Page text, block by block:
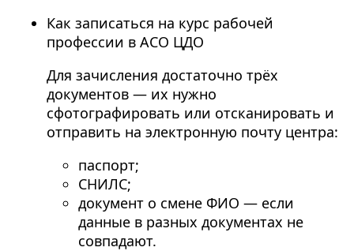
Как записаться на курс рабочей
профессии в АСО ЦДО
Для зачисления достаточно трёх
документов — их нужно
сфотографировать или отсканировать и
отправить на электронную почту центра:
паспорт;
СНИЛС;
документ о смене ФИО — если
данные в разных документах не
совпадают.